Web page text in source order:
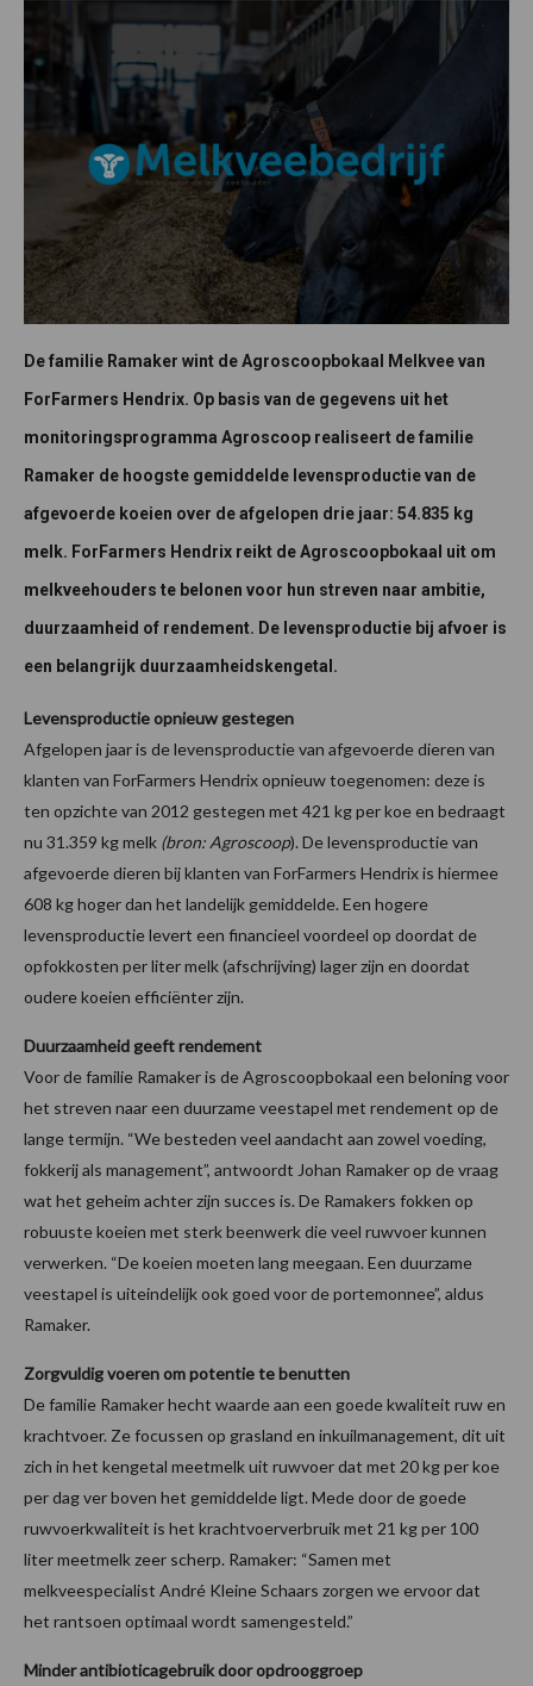
De familie Ramaker wint de Agroscoopbokaal Melkvee van
ForFarmers Hendrix. Op basis van de gegevens uit het
monitoringsprogramma Agroscoop realiseert de familie
Ramaker de hoogste gemiddelde levensproductie van de
afgevoerde koeien over de afgelopen drie jaar: 54.835 kg
melk. ForFarmers Hendrix reikt de Agroscoopbokaal uit om
melkveehouders te belonen voor hun streven naar ambitie,
duurzaamheid of rendement. De levensproductie bij afvoer is
een belangrijk duurzaamheidskengetal.
Levensproductie opnieuw gestegen
Afgelopen jaar is de levensproductie van afgevoerde dieren van
klanten van ForFarmers Hendrix opnieuw toegenomen: deze is
ten opzichte van 2012 gestegen met 421 kg per koe en bedraagt
nu 31.359 kg melk (bron: Agroscoop). De levensproductie van
afgevoerde dieren bij klanten van ForFarmers Hendrix is hiermee
608 kg hoger dan het landelijk gemiddelde. Een hogere
levensproductie levert een financieel voordeel op doordat de
opfokkosten per liter melk (afschrijving) lager zijn en doordat
oudere koeien efficiënter zijn.
Duurzaamheid geeft rendement
Voor de familie Ramaker is de Agroscoopbokaal een beloning voor
het streven naar een duurzame veestapel met rendement op de
lange termijn. “We besteden veel aandacht aan zowel voeding,
fokkerij als management”, antwoordt Johan Ramaker op de vraag
wat het geheim achter zijn succes is. De Ramakers fokken op
robuuste koeien met sterk beenwerk die veel ruwvoer kunnen
verwerken. “De koeien moeten lang meegaan. Een duurzame
veestapel is uiteindelijk ook goed voor de portemonnee”, aldus
Ramaker.
Zorgvuldig voeren om potentie te benutten
De familie Ramaker hecht waarde aan een goede kwaliteit ruw en
krachtvoer. Ze focussen op grasland en inkuilmanagement, dit uit
zich in het kengetal meetmelk uit ruwvoer dat met 20 kg per koe
per dag ver boven het gemiddelde ligt. Mede door de goede
ruwvoerkwaliteit is het krachtvoerverbruik met 21 kg per 100
liter meetmelk zeer scherp. Ramaker: “Samen met
melkveespecialist André Kleine Schaars zorgen we ervoor dat
het rantsoen optimaal wordt samengesteld.”
Minder antibioticagebruik door opdrooggroep